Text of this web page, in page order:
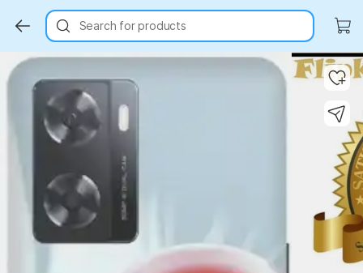
Search for products
Key Highlights Key Highlights